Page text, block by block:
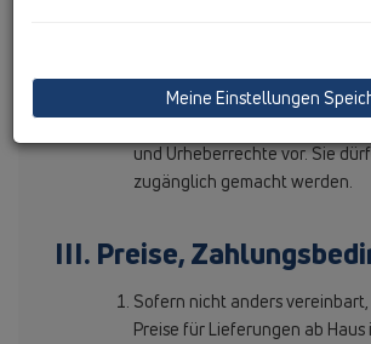
und sonstigen Unterlagen
und Urheberrechte vor. Sie
zugänglich gemacht werden.
III. Preise,
Sofern nicht anders
Preise für Lieferungen ab Haus
Meine Einstellungen